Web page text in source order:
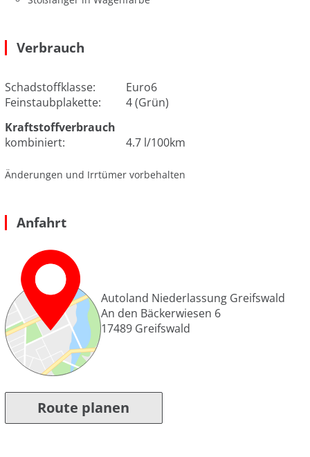
Verbrauch
Schadstoffklasse:
Euro6
Feinstaubplakette:
4 (Grün)
Kraftstoffverbrauch
kombiniert:
4.7 l/100km
Änderungen und Irrtümer vorbehalten
Anfahrt
Autoland Niederlassung Greifswald
An den Bäckerwiesen 6
17489 Greifswald
Route planen